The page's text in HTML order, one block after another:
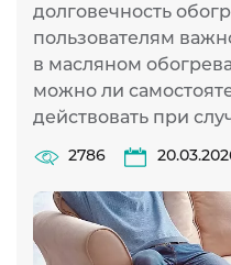
долговечность
пользователям
в масляном
можно ли
действовать при
2786